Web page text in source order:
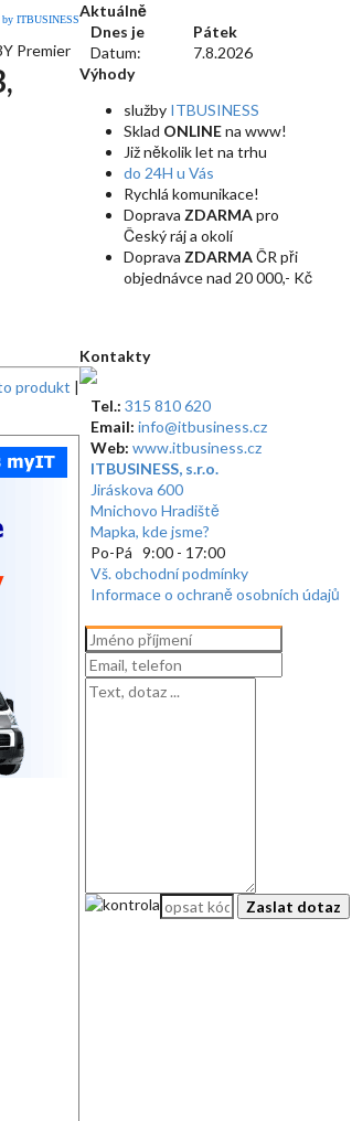
by ITBUSINESS
Premier
produkt |
Aktuálně
Dnes je
Pátek
Datum:
7.8.2026
Výhody
služby ITBUSINESS
Sklad ONLINEna www!
Již několik let na trhu
do 24H u Vás
Rychlá komunikace!
Doprava ZDARMApro
Český ráj a okolí
Doprava ZDARMAČR při
objednávce nad 20 000,- Kč
Kontakty
Tel.: 315 810 620
Email: info@itbusiness.cz
Web: www.itbusiness.cz
ITBUSINESS, s.r.o.
Jiráskova 600
Mnichovo Hradiště
Mapka, kde jsme?
Po-Pá 9:00 - 17:00
Vš. obchodní podmínky
Informace o ochraně osobních údajů